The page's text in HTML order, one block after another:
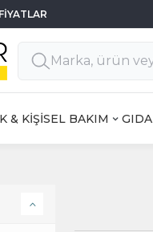
& KİŞİSEL BAKIM GIDA